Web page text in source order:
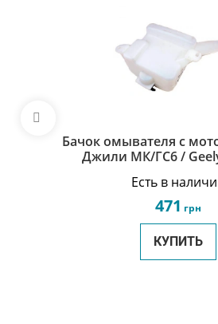
Бачок омывателя с
Джили МК/ГС6 /
Есть в
471 грн
КУПИТЬ